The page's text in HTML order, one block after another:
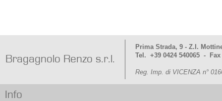
Bragagnolo Renzo s.r.l.
Prima Strada, 9 - Z.I.
Tel. +39 0424 540065 - Fax
Reg. Imp. di VICENZA n°
Info